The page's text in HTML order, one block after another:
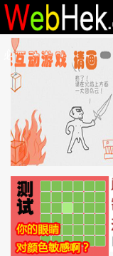
必观作品 SVG教程